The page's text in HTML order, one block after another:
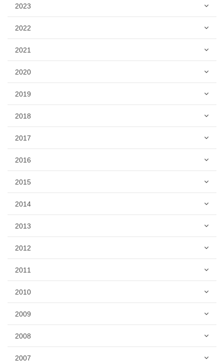
2023
2022
2021
2020
2019
2018
2017
2016
2015
2014
2013
2012
2011
2010
2009
2008
2007